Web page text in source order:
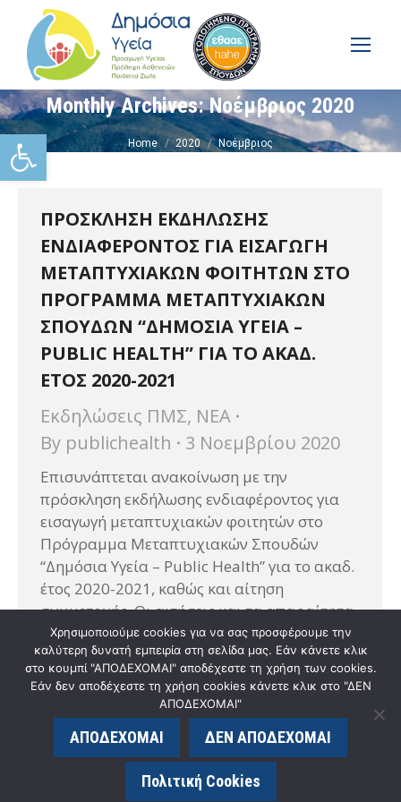
Ανοίξτε τη γραμμή
Monthly Archives:Νοέμβριος 2020
You are here:
Home 2020 Νοέμβριος
ΠΡΟΣΚΛΗΣΗ ΕΚΔΗΛΩΣΗΣ
ΕΝΔΙΑΦΕΡΟΝΤΟΣ ΓΙΑ ΕΙΣΑΓΩΓΗ
ΜΕΤΑΠΤΥΧΙΑΚΩΝ ΦΟΙΤΗΤΩΝ ΣΤΟ
ΠΡΟΓΡΑΜΜΑ ΜΕΤΑΠΤΥΧΙΑΚΩΝ
ΣΠΟΥΔΩΝ “ΔΗΜΟΣΙΑ ΥΓΕΙΑ –
PUBLIC HEALTH” ΓΙΑ ΤΟ ΑΚΑΔ.
ΕΤΟΣ 2020-2021
Εκδηλώσεις ΠΜΣ, ΝΕΑ
By publichealth 3 Νοεμβρίου 2020
Επισυνάπτεται ανακοίνωση με την
πρόσκληση εκδήλωσης ενδιαφέροντος για
εισαγωγή μεταπτυχιακών φοιτητών στο
Πρόγραμμα Μεταπτυχιακών Σπουδών
“Δημόσια Υγεία – Public Health” για το ακαδ.
έτος 2020-2021, καθώς και αίτηση
συμμετοχής. Οι αιτήσεις και τα απαραίτητα
δικαιολογητικά πρέπει να κατατεθούν το
αργότερο μέχρι και την 11η Ιανουαρίου
2021, ταχυδρομικώς με συστημένη επιστολή
σε φάκελο με την ένδειξη:…
κατασκευή ιστοσελίδας eLogic.gr
Χρησιμοποιούμε cookies για να σας προσφέρουμε την
καλύτερη δυνατή εμπειρία στη σελίδα μας. Εάν κάνετε κλικ
στο κουμπί "ΑΠΟΔΕΧΟΜΑΙ" αποδέχεστε τη χρήση των cookies.
Εάν δεν αποδέχεστε τη χρήση cookies κάνετε κλικ στο "ΔΕΝ
ΑΠΟΔΕΧΟΜΑΙ"
ΑΠΟΔΕΧΟΜΑΙ ΔΕΝ ΑΠΟΔΕΧΟΜΑΙ
Πολιτική Cookies